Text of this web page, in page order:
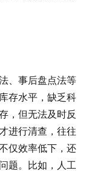
、事后盘点法等
存水平，缺乏科
，但无法及时反
进行清查，往往
仅效率低下，还
题。比如，人工